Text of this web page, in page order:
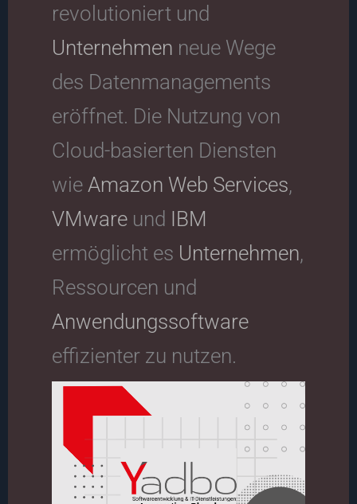
revolutioniert und
Unternehmen neue Wege
des Datenmanagements
eröffnet. Die Nutzung von
Cloud-basierten Diensten
wie Amazon Web Services,
VMwareund IBM
ermöglicht es Unternehmen,
Ressourcen und
Anwendungssoftware
effizienter zu nutzen.